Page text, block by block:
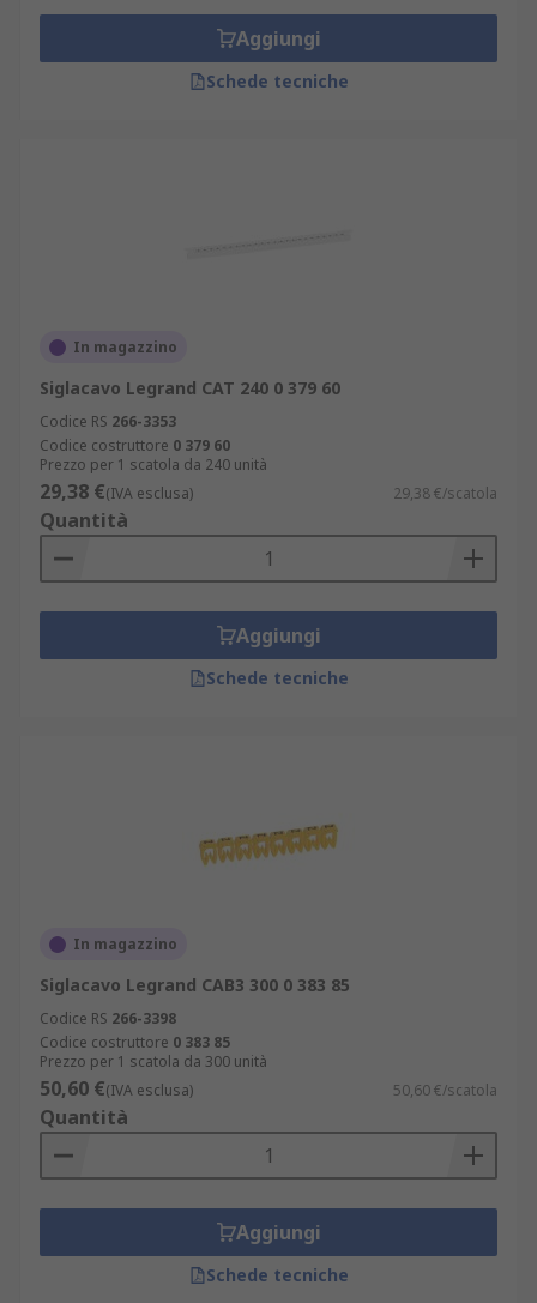
Aggiungi
Schede tecniche
In magazzino
Siglacavo Legrand CAT 240 0 379 60
Codice RS 266-3353
Codice costruttore 0 379 60
Prezzo per 1 scatola da 240 unità
29,38 €(IVA esclusa) 29,38 €/scatola
Quantità
Aggiungi
Schede tecniche
In magazzino
Siglacavo Legrand CAB3 300 0 383 85
Codice RS 266-3398
Codice costruttore 0 383 85
Prezzo per 1 scatola da 300 unità
50,60 €(IVA esclusa) 50,60 €/scatola
Quantità
Aggiungi
Schede tecniche